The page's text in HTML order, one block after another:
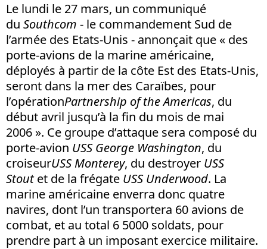
Le lundi le 27 mars, un communiqué
du Southcom - le commandement Sud de
l’armée des Etats-Unis - annonçait que « des
porte-avions de la marine américaine,
déployés à partir de la côte Est des Etats-Unis,
seront dans la mer des Caraïbes, pour
l’opérationPartnership of the Americas, du
début avril jusqu’à la fin du mois de mai
2006 ». Ce groupe d’attaque sera composé du
porte-avion USS George Washington, du
croiseurUSS Monterey, du destroyer USS
Stoutet de la frégate USS Underwood. La
marine américaine enverra donc quatre
navires, dont l’un transportera 60 avions de
combat, et au total 6 5000 soldats, pour
prendre part à un imposant exercice militaire.